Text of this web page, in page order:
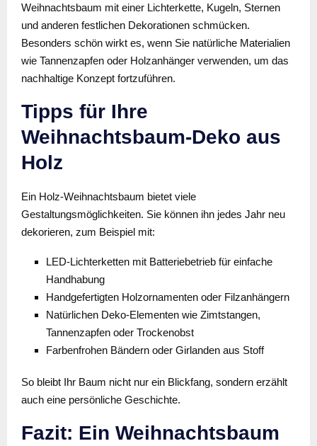
Weihnachtsbaum mit einer Lichterkette, Kugeln, Sternen
und anderen festlichen Dekorationen schmücken.
Besonders schön wirkt es, wenn Sie natürliche Materialien
wie Tannenzapfen oder Holzanhänger verwenden, um das
nachhaltige Konzept fortzuführen.
Tipps für Ihre
Weihnachtsbaum-Deko aus
Holz
Ein Holz-Weihnachtsbaum bietet viele
Gestaltungsmöglichkeiten. Sie können ihn jedes Jahr neu
dekorieren, zum Beispiel mit:
LED-Lichterketten mit Batteriebetrieb für einfache
Handhabung
Handgefertigten Holzornamenten oder Filzanhängern
Natürlichen Deko-Elementen wie Zimtstangen,
Tannenzapfen oder Trockenobst
Farbenfrohen Bändern oder Girlanden aus Stoff
So bleibt Ihr Baum nicht nur ein Blickfang, sondern erzählt
auch eine persönliche Geschichte.
Fazit: Ein Weihnachtsbaum